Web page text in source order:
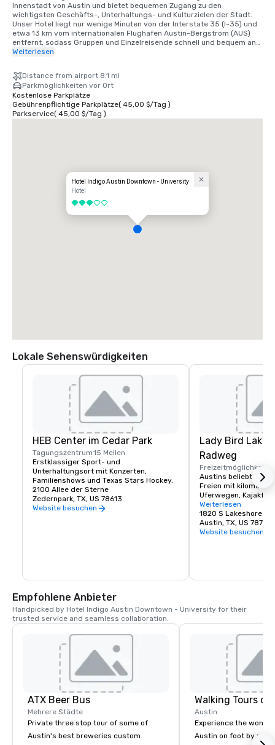
Innenstadt von Austin und bietet bequemen Zugang zu den
wichtigsten Geschäfts-, Unterhaltungs- und Kulturzielen der Stadt.
Unser Hotel liegt nur wenige Minuten von der Interstate 35 (I-35) und
etwa 13 km vom internationalen Flughafen Austin-Bergstrom (AUS)
entfernt, sodass Gruppen und Einzelreisende schnell und bequem an-
und abreisen können.
Moody Amphitheater, das Moody Center, die University of Texas in
Austin, das Texas State Capitol, den Sixth Street Entertainment
District und den Red River Cultural District bequem zu Fuß. Das Austin
Convention Center und das Rainey Street Historic District sind
ebenfalls nur eine kurze Fahrt oder Mitfahrgelegenheit entfernt.
Egal, ob Sie mit dem Flugzeug, dem Auto oder einem Mitfahrservice
anreisen, die wichtigsten Autobahnen, Firmensitze, Universitäten,
Unterhaltungsmöglichkeiten und das berühmte Nachtleben der Stadt
mit Live-Musik, Restaurants und Nachtleben sind leicht zu erreichen.
Hotel Indigo Austin Downtown — Universität
Weiterlesen
Distance from airport 8.1 mi
Parkmöglichkeiten vor Ort
Kostenlose Parkplätze
Gebührenpflichtige Parkplätze( 45,00 $/Tag )
Parkservice( 45,00 $/Tag )
Hotel Indigo Austin Downtown - University
Hotel
3 von 5
Lokale Sehenswürdigkeiten
HEB Center im Cedar Park
Tagungszentrum15 Meilen
Erstklassiger Sport- und
Unterhaltungsort mit Konzerten,
Familienshows und Texas Stars Hockey.
2100 Allee der Sterne
Zedernpark, TX, US 78613
Website besuchen
Lady Bird Lake
Radweg
Freizeitmöglichkeiten
Austins beliebtestes
Freien mit
Uferwegen,
Ausblicken auf die
Weiterlesen
1820 S Lakeshore
Austin, TX, US 78741
Website besuchen
Empfohlene Anbieter
Handpicked by Hotel Indigo Austin Downtown - University for their
trusted service and seamless collaboration.
ATX Beer Bus
Mehrere Städte
Private three stop tour of some of
Austin's best breweries custom
Walking Tours of
Austin
Experience the
Austin on foot by